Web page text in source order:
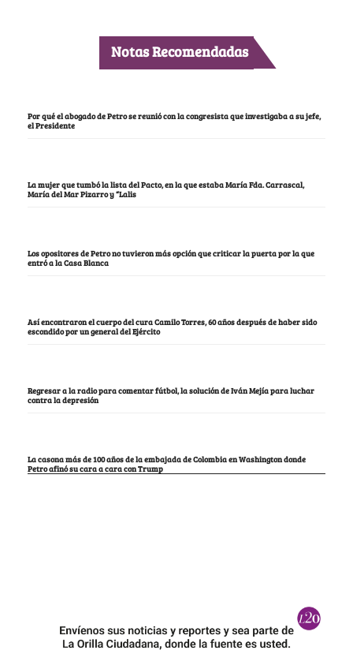
Notas Recomendadas
Por qué el abogado de Petro se reunió con la congresista que investigaba a su jefe,
el Presidente
La mujer que tumbó la lista del Pacto, en la que estaba María Fda. Carrascal,
María del Mar Pizarro y “Lalis
Los opositores de Petro no tuvieron más opción que criticar la puerta por la que
entró a la Casa Blanca
Así encontraron el cuerpo del cura Camilo Torres, 60 años después de haber sido
escondido por un general del Ejército
Regresar a la radio para comentar fútbol, la solución de Iván Mejía para luchar
contra la depresión
La casona más de 100 años de la embajada de Colombia en Washington donde
Petro afinó su cara a cara con Trump